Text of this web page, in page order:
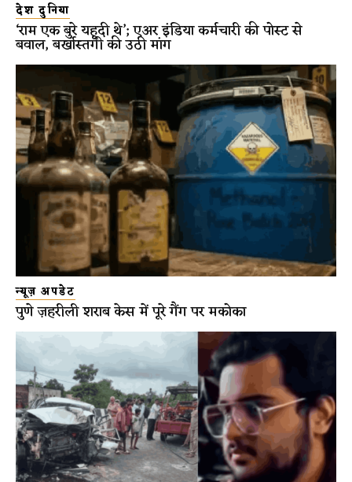
देश दुनिया
‘राम एक बुरे यहूदी थे’; एअर इंडिया कर्मचारी की पोस्ट से
बवाल, बर्खास्तगी की उठी मांग
न्यूज़ अपडेट
पुणे ज़हरीली शराब केस में पूरे गैंग पर मकोका